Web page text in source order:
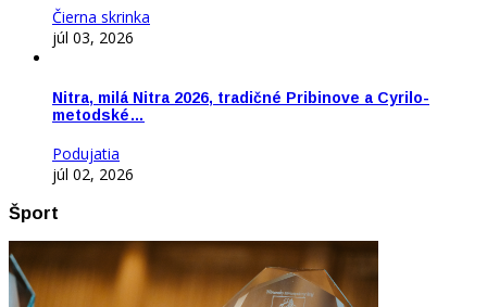
Čierna skrinka
júl 03, 2026
Nitra, milá Nitra 2026, tradičné Pribinove a Cyrilo-
metodské…
Podujatia
júl 02, 2026
Šport